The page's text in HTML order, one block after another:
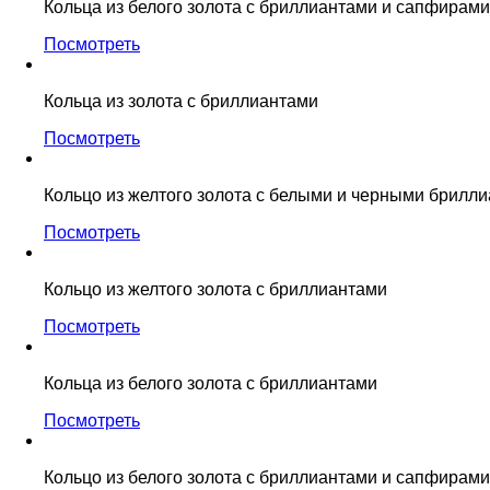
Кольца из белого золота с бриллиантами и сапфирами
Посмотреть
Кольца из золота с бриллиантами
Посмотреть
Кольцо из желтого золота с белыми и черными
Посмотреть
Кольцо из желтого золота с бриллиантами
Посмотреть
Кольца из белого золота с бриллиантами
Посмотреть
Кольцо из белого золота с бриллиантами и сапфирами